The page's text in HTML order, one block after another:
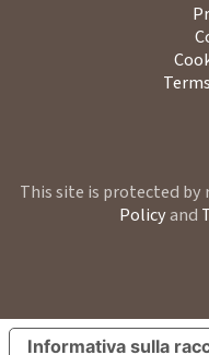
This site is protected by
Policyand
Informativa sulla